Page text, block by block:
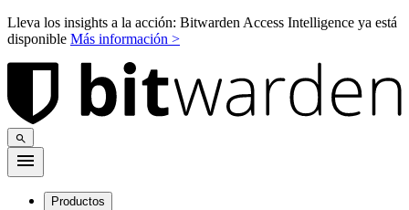
Lleva los insights a la acción: Bitwarden Access Intelligence ya está
disponible Más información >
Productos